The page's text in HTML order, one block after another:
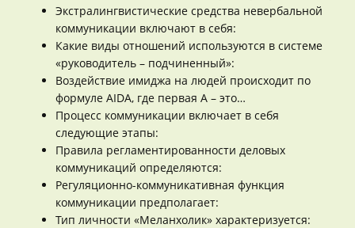
Экстралингвистические средства невербальной
коммуникации включают в себя:
Какие виды отношений используются в системе
«руководитель – подчиненный»:
Воздействие имиджа на людей происходит по
формуле AIDA, где первая A – это…
Процесс коммуникации включает в себя
следующие этапы:
Правила регламентированности деловых
коммуникаций определяются:
Регуляционно-коммуникативная функция
коммуникации предполагает:
Тип личности «Меланхолик» характеризуется: